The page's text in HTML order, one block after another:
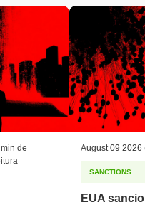
de
August 09 2026
SANCTIONS
EUA